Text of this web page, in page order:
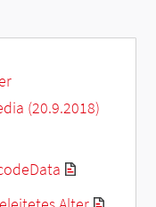
(20.9.2018)